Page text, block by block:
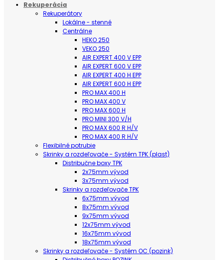
Rekuperácia
Rekuperátory
Lokálne - stenné
Centrálne
HEKO 250
VEKO 250
AIR EXPERT 400 V EPP
AIR EXPERT 600 V EPP
AIR EXPERT 400 H EPP
AIR EXPERT 600 H EPP
PRO MAX 400 H
PRO MAX 400 V
PRO MAX 600 H
PRO MINI 300 V/H
PRO MAX 600 R H/V
PRO MAX 400 R H/V
Flexibilné potrubie
Skrinky a rozdeľovače - Systém TPK (plast)
Distribučne boxy TPK
2x75mm vývod
3x75mm vývod
Skrinky a rozdeľovače TPK
6x75mm vývod
8x75mm vývod
9x75mm vývod
12x75mm vývod
16x75mm vývod
18x75mm vývod
Skrinky a rozdeľovače - Systém OC (pozink)